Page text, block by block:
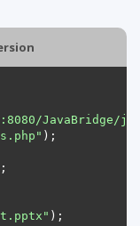
JavaBridge/